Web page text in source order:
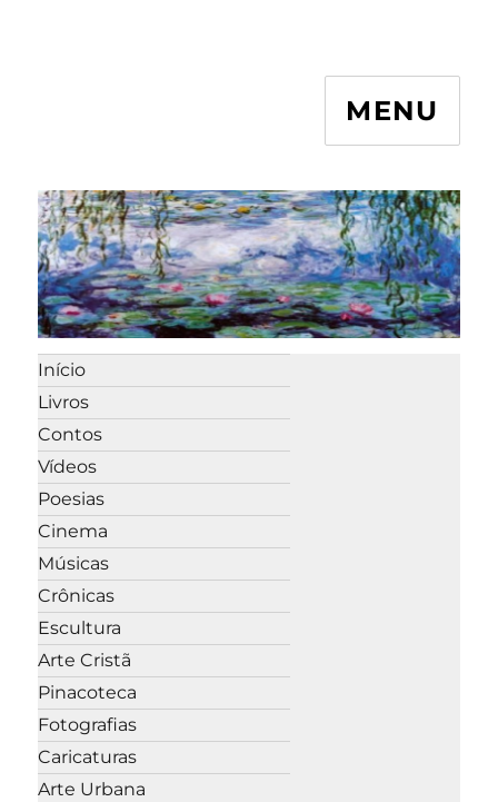
MENU
Início
Livros
Contos
Vídeos
Poesias
Cinema
Músicas
Crônicas
Escultura
Arte Cristã
Pinacoteca
Fotografias
Caricaturas
Arte Urbana